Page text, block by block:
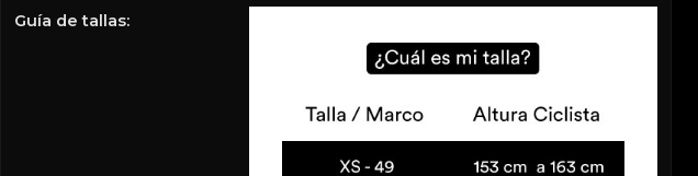
Guía de tallas: